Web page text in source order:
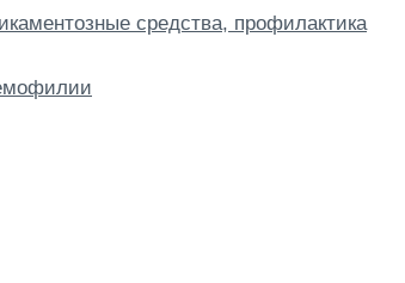
средства, профилактика